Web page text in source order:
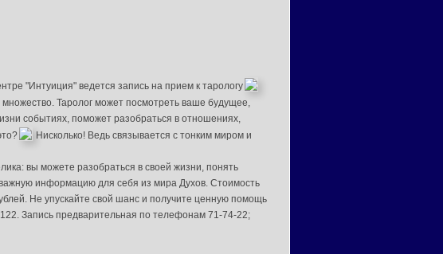
"Интуиция" ведется запись на прием к тарологу
множество. Таролог может посмотреть ваше будущее,
событиях, поможет разобраться в отношениях,
Нисколько! Ведь связывается с тонким миром и
вы можете разобраться в своей жизни, понять
информацию для себя из мира Духов. Стоимость
Не упускайте свой шанс и получите ценную помощь
Запись предварительная по телефонам 71-74-22;